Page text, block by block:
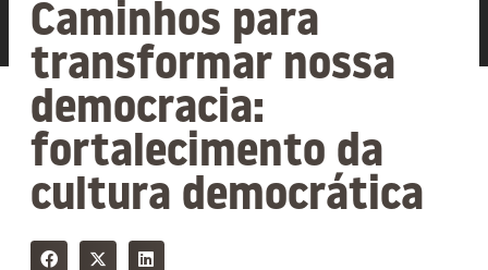
Caminhos para
transformar nossa
democracia:
fortalecimento da
cultura democrática